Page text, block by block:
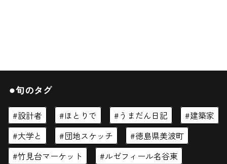
⚫︎旬のタグ
設計者 ほとりで うまだん日記
建築家
大学と
団地スケッチ
徳島県美波町
竹見台マーケット
ルゼフィール名谷東